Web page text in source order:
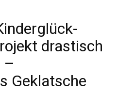
drastisch
–
Geklatsche